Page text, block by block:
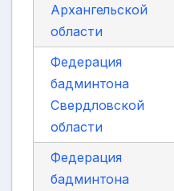
Архангельской
области
Федерация
бадминтона
Свердловской
области
Федерация
бадминтона